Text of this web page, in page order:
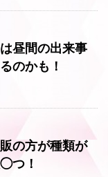
昼間の出来事
のかも！
の方が種類が
つ！